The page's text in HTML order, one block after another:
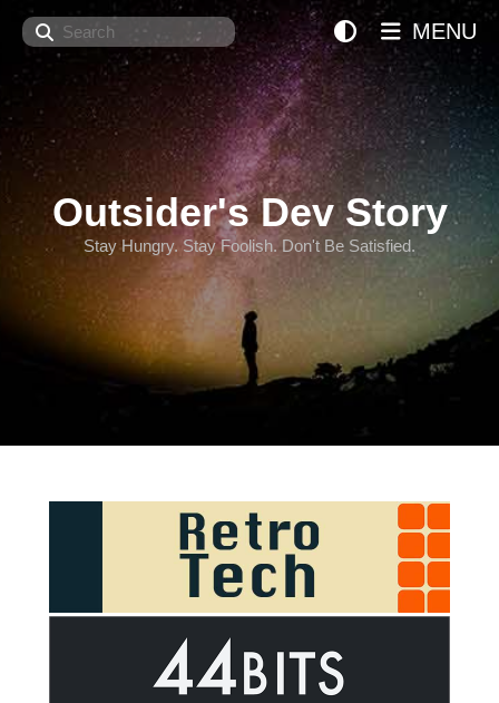
Search
Outsider's Dev Story
Stay Hungry. Stay Foolish. Don't Be Satisfied.
MENU